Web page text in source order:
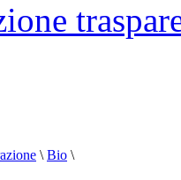
\ Bio \